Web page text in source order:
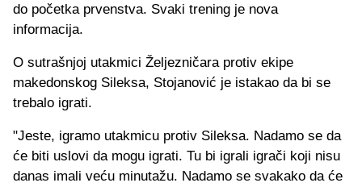
do početka prvenstva. Svaki trening je nova
informacija.
O sutrašnjoj utakmici Željezničara protiv ekipe
makedonskog Sileksa, Stojanović je istakao da bi se
trebalo igrati.
"Jeste, igramo utakmicu protiv Sileksa. Nadamo se da
će biti uslovi da mogu igrati. Tu bi igrali igrači koji nisu
danas imali veću minutažu. Nadamo se svakako da će